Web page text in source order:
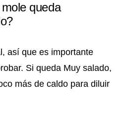
queda
así que es importante
Si queda Muy salado,
más de caldo para diluir